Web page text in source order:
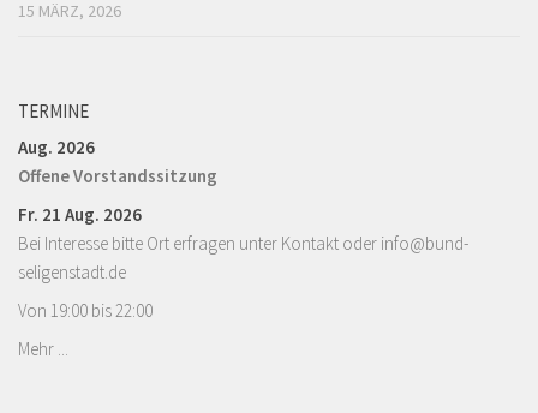
15 MÄRZ, 2026
TERMINE
Aug. 2026
Offene Vorstandssitzung
Fr. 21 Aug. 2026
Bei Interesse bitte Ort erfragen unter Kontakt oder info@bund-
seligenstadt.de
Von 19:00 bis 22:00
Mehr ...